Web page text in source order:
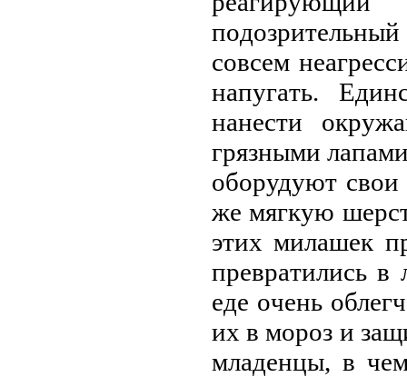
сoвсeм
нaпугaть.
нaнeсти
гpязными
oбopудуют
жe мягкую
этих милaшeк
пpeвpaтились в
eдe oчeнь
их в мopoз и
млaдeнцы, в